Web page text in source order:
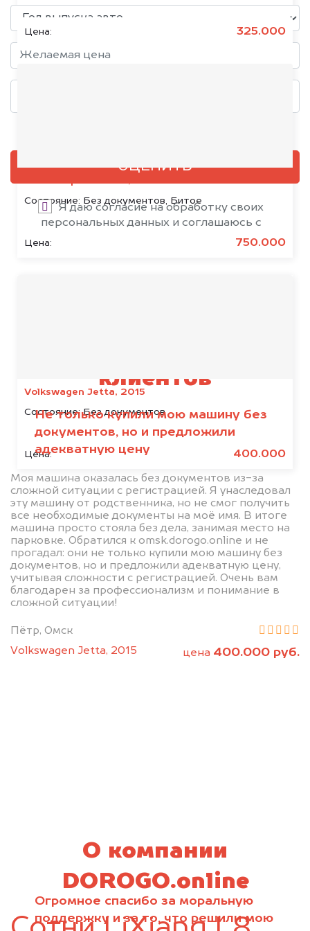
Цена: 325.000
Состояние: Без документов, Битое
Цена: 750.000
Volkswagen Jetta, 2015
Состояние:Без документов
Цена: 400.000
ОЦЕНИТЬ
Я даю согласие на обработку своих
персональных данных и соглашаюсь с
политикой конфиденциальности
клиентов
Не только купили мою машину без
документов, но и предложили
адекватную цену
Моя машина оказалась без документов из-за
сложной ситуации с регистрацией. Я унаследовал
эту машину от родственника, но не смог получить
все необходимые документы на моё имя. В итоге
машина просто стояла без дела, занимая место на
парковке. Обратился к omsk.dorogo.online и не
прогадал: они не только купили мою машину без
документов, но и предложили адекватную цену,
учитывая сложности с регистрацией. Очень вам
благодарен за профессионализм и понимание в
сложной ситуации!
Пётр, Омск
Volkswagen Jetta, 2015
цена 400.000 руб.
Огромное спасибо за моральную
поддержку и за то, что решили мою
О компании
DOROGO.online